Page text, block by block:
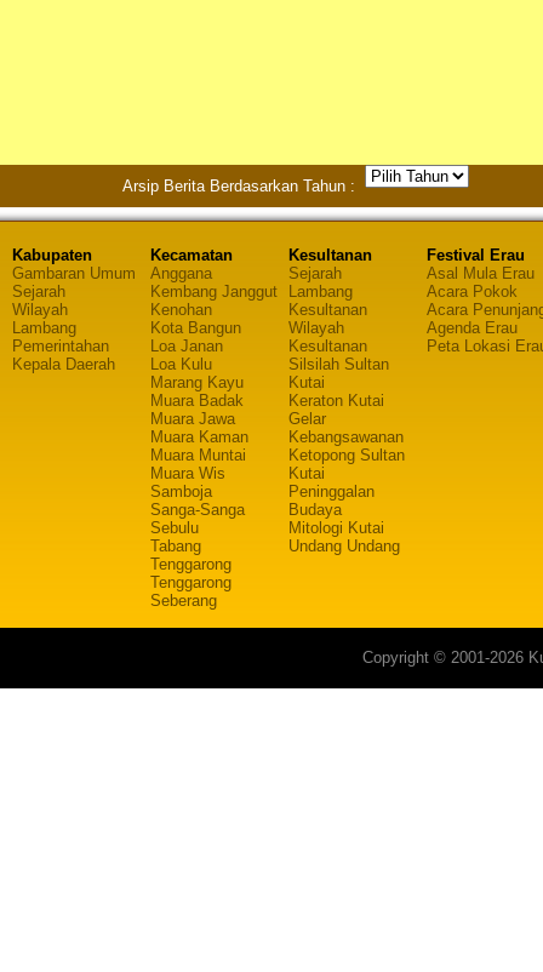
Arsip Berita Berdasarkan Tahun :
Kabupaten
Gambaran Umum
Sejarah
Wilayah
Lambang
Pemerintahan
Kepala Daerah
Kecamatan
Anggana
Kembang Janggut
Kenohan
Kota Bangun
Loa Janan
Loa Kulu
Marang Kayu
Muara Badak
Muara Jawa
Muara Kaman
Muara Muntai
Muara Wis
Samboja
Sanga-Sanga
Sebulu
Tabang
Tenggarong
Tenggarong
Seberang
Kesultanan
Sejarah
Lambang
Kesultanan
Wilayah
Kesultanan
Silsilah Sultan
Kutai
Keraton Kutai
Gelar
Kebangsawanan
Ketopong Sultan
Kutai
Peninggalan
Budaya
Mitologi Kutai
Undang Undang
Festival Erau
Asal Mula Erau
Acara Pokok
Acara
Agenda Erau
Peta Lokasi
Copyright © 2001-2026